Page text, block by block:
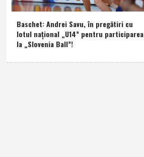
Baschet: Andrei Savu, în pregătiri cu
lotul naţional „U14” pentru participarea
la „Slovenia Ball”!